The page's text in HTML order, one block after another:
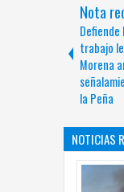
Nota
Defiende
trabajo
Morena
la Peña
NOTICIAS